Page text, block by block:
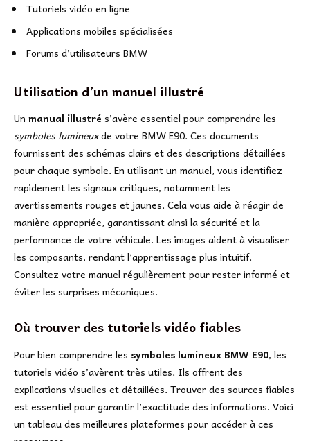
Tutoriels vidéo en ligne
Applications mobiles spécialisées
Forums d’utilisateurs BMW
Utilisation d’un manuel illustré
Un manual illustré s’avère essentiel pour comprendre les
symboles lumineuxde votre BMW E90. Ces documents
fournissent des schémas clairs et des descriptions détaillées
pour chaque symbole. En utilisant un manuel, vous identifiez
rapidement les signaux critiques, notamment les
avertissements rouges et jaunes. Cela vous aide à réagir de
manière appropriée, garantissant ainsi la sécurité et la
performance de votre véhicule. Les images aident à visualiser
les composants, rendant l’apprentissage plus intuitif.
Consultez votre manuel régulièrement pour rester informé et
éviter les surprises mécaniques.
Où trouver des tutoriels vidéo fiables
Pour bien comprendre les symboles lumineux BMW E90, les
tutoriels vidéo s’avèrent très utiles. Ils offrent des
explications visuelles et détaillées. Trouver des sources fiables
est essentiel pour garantir l’exactitude des informations. Voici
un tableau des meilleures plateformes pour accéder à ces